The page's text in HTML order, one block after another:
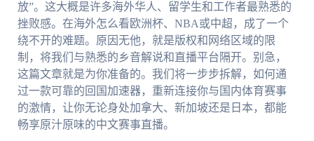
放”。这大概是许多海外华人、留学生和工作者最熟悉的
挫败感。在海外怎么看欧洲杯、NBA或中超，成了一个
绕不开的难题。原因无他，就是版权和网络区域的限
制，将我们与熟悉的乡音解说和直播平台隔开。别急，
这篇文章就是为你准备的。我们将一步步拆解，如何通
过一款可靠的回国加速器，重新连接你与国内体育赛事
的激情，让你无论身处加拿大、新加坡还是日本，都能
畅享原汁原味的中文赛事直播。